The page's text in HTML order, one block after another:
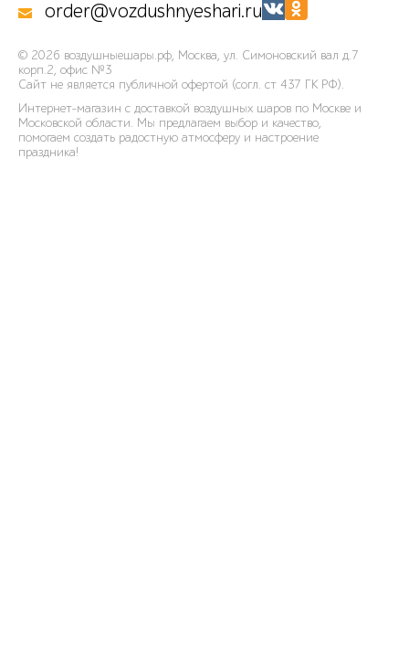
order@vozdushnyeshari.ru
© 2026 воздушныешары.рф, Москва, ул. Симоновский вал д.7
корп.2, офис №3
Сайт не является публичной офертой (согл. ст 437 ГК РФ).
Интернет-магазин с доставкой воздушных шаров по Москве и
Московской области. Мы предлагаем выбор и качество,
помогаем создать радостную атмосферу и настроение
праздника!